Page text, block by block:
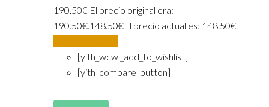
190.50€ El precio original era:
190.50€.148.50€El precio actual es: 148.50€.
[yith_wcwl_add_to_wishlist]
[yith_compare_button]